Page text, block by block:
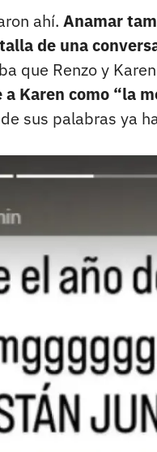
ahí. Anamar
de una
que Renzo y
Karen como “la
sus palabras ya